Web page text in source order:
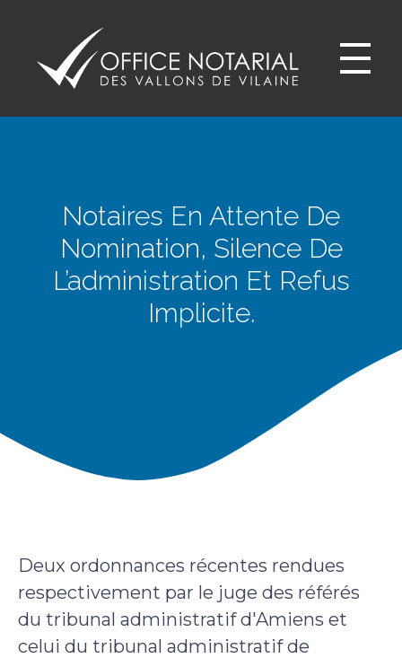
Notaires En Attente De
Nomination, Silence De
L’administration Et Refus
Implicite.
Deux ordonnances récentes rendues
respectivement par le juge des référés
du tribunal administratif d'Amiens et
celui du tribunal administratif de